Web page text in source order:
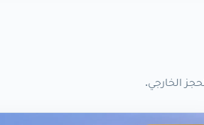
الخارجي.